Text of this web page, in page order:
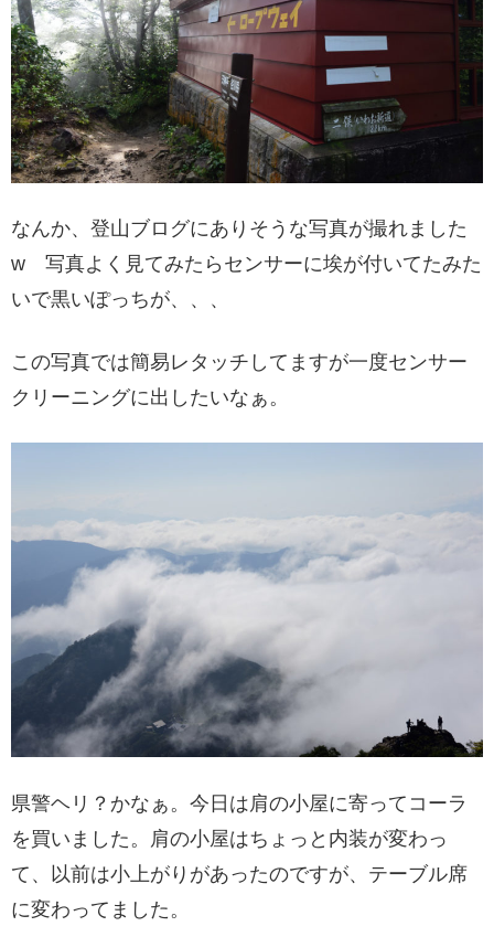
なんか、登山ブログにありそうな写真が撮れました
w 写真よく見てみたらセンサーに埃が付いてたみた
いで黒いぽっちが、、、
この写真では簡易レタッチしてますが一度センサー
クリーニングに出したいなぁ。
県警ヘリ？かなぁ。今日は肩の小屋に寄ってコーラ
を買いました。肩の小屋はちょっと内装が変わっ
て、以前は小上がりがあったのですが、テーブル席
に変わってました。